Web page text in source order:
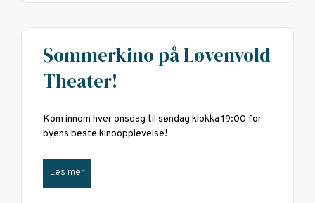
Sommerkino på Løvenvold
Theater!
Kom innom hver onsdag til søndag klokka 19:00 for
byens beste kinoopplevelse!
Les mer